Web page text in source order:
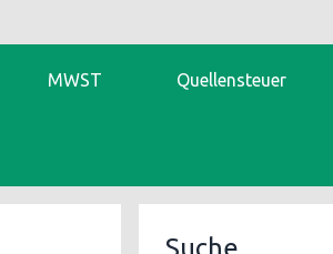
MWST Quellensteuer
Suche